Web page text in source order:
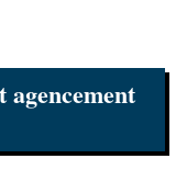
agencement